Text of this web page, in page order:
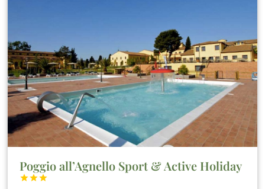
Poggio all’Agnello Sport & Active Holiday


